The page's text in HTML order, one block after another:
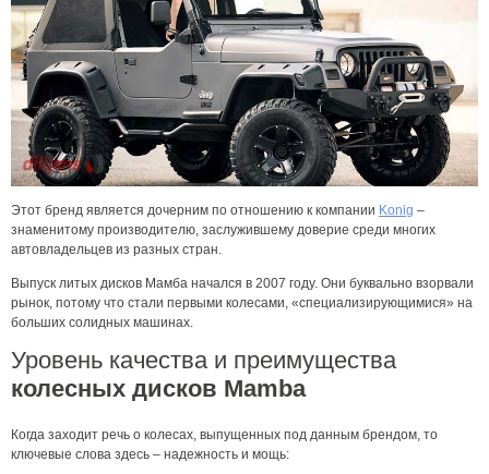
Этот бренд является дочерним по отношению к компании Konig –
знаменитому производителю, заслужившему доверие среди многих
автовладельцев из разных стран.
Выпуск литых дисков Мамба начался в 2007 году. Они буквально взорвали
рынок, потому что стали первыми колесами, «специализирующимися» на
больших солидных машинах.
Уровень качества и преимущества
колесных дисков Mamba
Когда заходит речь о колесах, выпущенных под данным брендом, то
ключевые слова здесь – надежность и мощь: